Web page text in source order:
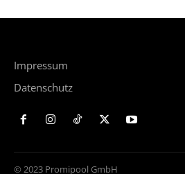
Impressum
Datenschutz
© 2023 Promipool GmbH